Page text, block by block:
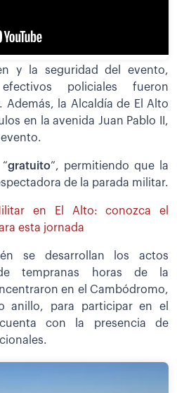
y la seguridad del evento,
policiales fueron
Además, la Alcaldía de El Alto
en la avenida Juan Pablo II,
gratuito”, permitiendo que la
de la parada militar.
en El Alto: conozca el
esta jornada
se desarrollan los actos
tempranas horas de la
en el Cambódromo,
anillo, para participar en el
con la presencia de